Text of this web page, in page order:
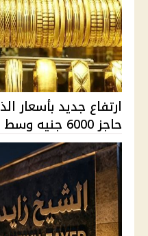
حاجز 6000 جنيه وسط مكاسب ع...